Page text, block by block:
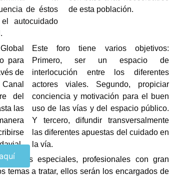
de éstos
autocuidado
de esta población.
para
de
del
las
Este foro tiene varios objetivos:
Primero, ser un espacio de
interlocución entre los diferentes
actores viales. Segundo, propiciar
conciencia y motivación para el buen
uso de las vías y del espacio público.
Y tercero, difundir transversalmente
las diferentes apuestas del cuidado en
la vía.
especiales, profesionales con gran
temas a tratar, ellos serán los encargados de